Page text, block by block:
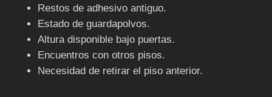
Restos de adhesivo antiguo.
Estado de guardapolvos.
Altura disponible bajo puertas.
Encuentros con otros pisos.
Necesidad de retirar el piso anterior.